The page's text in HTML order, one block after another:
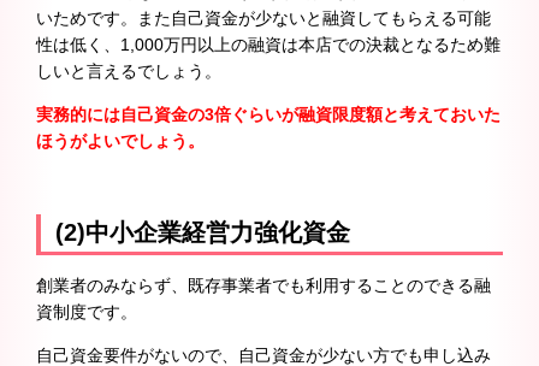
いためです。また自己資金が少ないと融資してもらえる可能
性は低く、1,000万円以上の融資は本店での決裁となるため難
しいと言えるでしょう。
実務的には自己資金の3倍ぐらいが融資限度額と考えておいた
ほうがよいでしょう。
(2)中小企業経営力強化資金
創業者のみならず、既存事業者でも利用することのできる融
資制度です。
自己資金要件がないので、自己資金が少ない方でも申し込み